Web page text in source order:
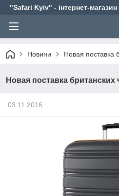
"Safari Kyiv" - інтернет-магазин
Новини Новая поставка
Новая поставка
03.11.2016